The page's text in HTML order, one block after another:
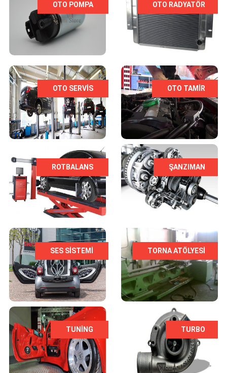
OTO POMPA OTO RADYATÖR
OTO SERVIS OTO TAMIR
ROTBALANS ŞANZIMAN
SES SİSTEMİ TORNA ATÖLYESI
TUNING TURBO